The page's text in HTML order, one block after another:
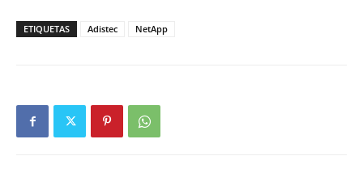
ETIQUETAS Adistec NetApp